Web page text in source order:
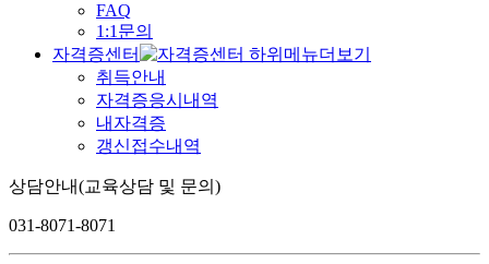
FAQ
1:1문의
자격증센터
취득안내
자격증응시내역
내자격증
갱신접수내역
상담안내(교육상담 및 문의)
031-8071-8071